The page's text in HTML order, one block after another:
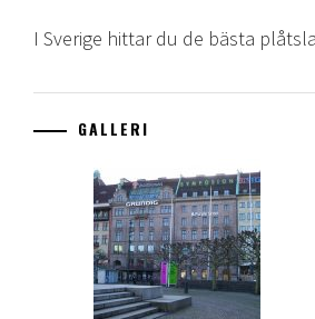
I Sverige hittar du de bästa
GALLERI